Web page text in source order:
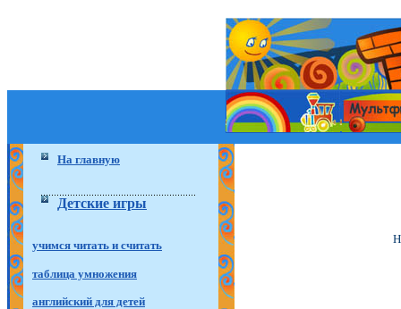
На главную
Детские игры
учимся читать и считать
таблица умножения
английский для детей